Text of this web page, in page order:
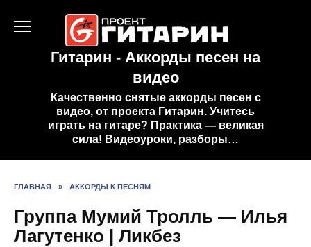
Гитарин - Аккорды песен на
видео
Качественно снятые аккорды песен с
видео, от проекта Гитарин. Учитесь
играть на гитаре? Практика — великая
сила! Видеоуроки, разборы…
ГЛАВНАЯ » АККОРДЫ К ПЕСНЯМ
Группа Мумий Тролль — Илья
Лагутенко | Ликбез